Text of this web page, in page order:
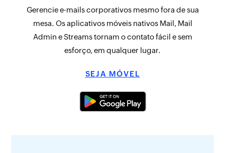
Gerencie e-mails corporativos mesmo fora de sua
mesa. Os aplicativos móveis nativos Mail, Mail
Admin e Streams tornam o contato fácil e sem
esforço, em qualquer lugar.
SEJA MÓVEL